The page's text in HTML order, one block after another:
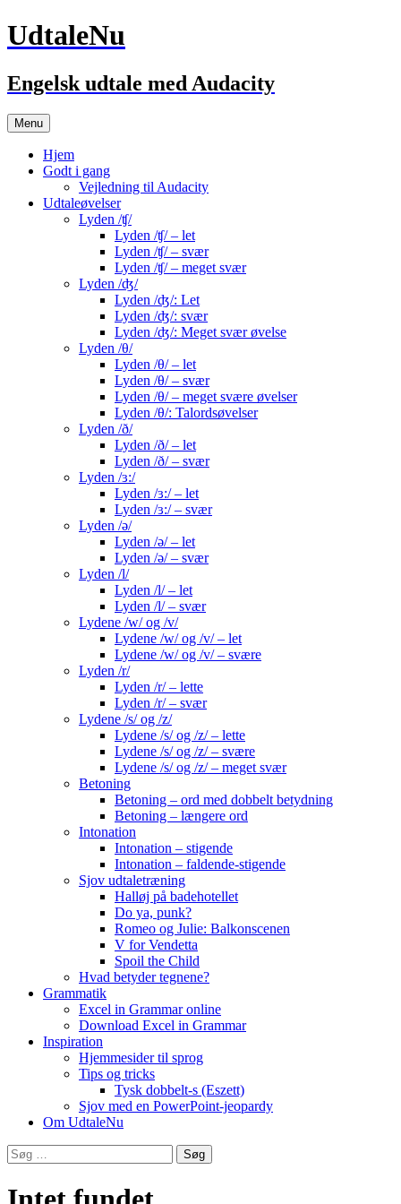
UdtaleNu
Engelsk udtale med Audacity
Menu Hop
til
indhold
Hjem
Godt i gang
Vejledning til Audacity
Udtaleøvelser
Lyden /ʧ/
Lyden /ʧ/ – let
Lyden /ʧ/ – svær
Lyden /ʧ/ – meget svær
Lyden /ʤ/
Lyden /ʤ/: Let
Lyden /ʤ/: svær
Lyden /ʤ/: Meget svær øvelse
Lyden /θ/
Lyden /θ/ – let
Lyden /θ/ – svær
Lyden /θ/ – meget svære øvelser
Lyden /θ/: Talordsøvelser
Lyden /ð/
Lyden /ð/ – let
Lyden /ð/ – svær
Lyden /ɜ:/
Lyden /ɜ:/ – let
Lyden /ɜ:/ – svær
Lyden /ə/
Lyden /ə/ – let
Lyden /ə/ – svær
Lyden /l/
Lyden /l/ – let
Lyden /l/ – svær
Lydene /w/ og /v/
Lydene /w/ og /v/ – let
Lydene /w/ og /v/ – svære
Lyden /r/
Lyden /r/ – lette
Lyden /r/ – svær
Lydene /s/ og /z/
Lydene /s/ og /z/ – lette
Lydene /s/ og /z/ – svære
Lydene /s/ og /z/ – meget svær
Betoning
Betoning – ord med dobbelt betydning
Betoning – længere ord
Intonation
Intonation – stigende
Intonation – faldende-stigende
Sjov udtaletræning
Halløj på badehotellet
Do ya, punk?
Romeo og Julie: Balkonscenen
V for Vendetta
Spoil the Child
Hvad betyder tegnene?
Grammatik
Excel in Grammar online
Download Excel in Grammar
Inspiration
Hjemmesider til sprog
Tips og tricks
Tysk dobbelt-s (Eszett)
Sjov med en PowerPoint-jeopardy
Om UdtaleNu
Søg
efter: